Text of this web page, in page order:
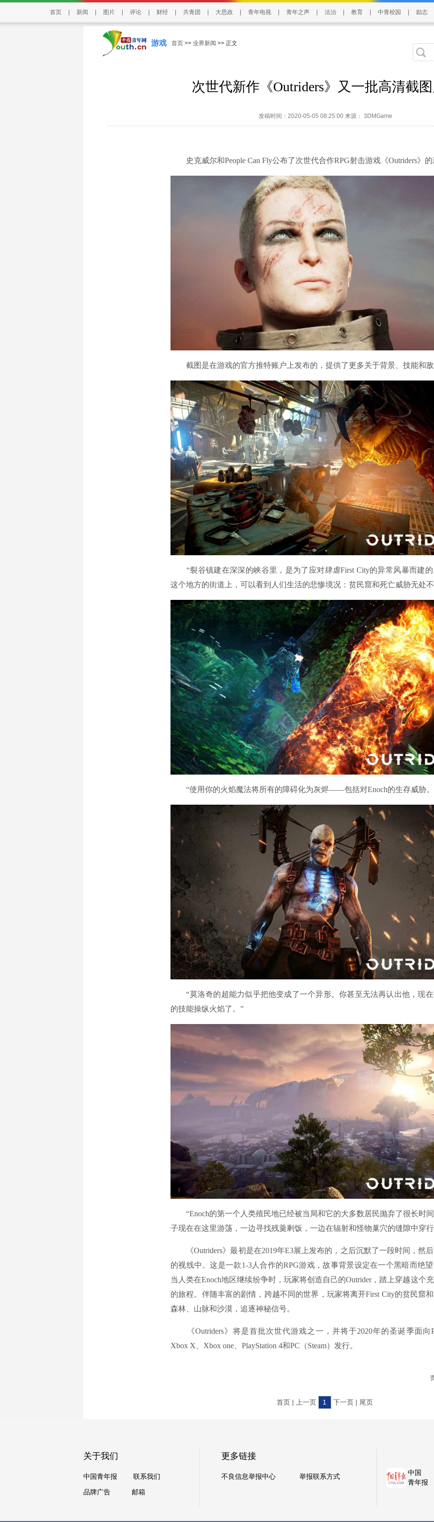
首页 新闻 图片 评论 财经 共青团 大思政 青年电视 青年之声 法治 教育 中青校园 励志
游戏 首页 >> 业界新闻 >> 正文
次世代新作《Outriders》又一批高清截
发稿时间：2020-05-05 08:25:00 来源： 3DMGame
史克威尔和People Can Fly公布了次世代合作RPG射击游戏《Outriders》
截图是在游戏的官方推特账户上发布的，提供了更多关于背景、技能和
“裂谷镇建在深深的峡谷里，是为了应对肆虐First City的异常风暴而建的
这个地方的街道上，可以看到人们生活的悲惨境况：贫民窟和死亡威胁无处
“使用你的火焰魔法将所有的障碍化为灰烬——包括对Enoch的生存威胁
“莫洛奇的超能力似乎把他变成了一个异形。你甚至无法再认出他，现
的技能操纵火焰了。”
“Enoch的第一个人类殖民地已经被当局和它的大多数居民抛弃了很长时
子现在在这里游荡，一边寻找残羹剩饭，一边在辐射和怪物巢穴的缝隙中穿
《Outriders》最初是在2019年E3展上发布的，之后沉默了一段时间，然
的视线中。这是一款1-3人合作的RPG游戏，故事背景设定在一个黑暗而绝
当人类在Enoch地区继续纷争时，玩家将创造自己的Outrider，踏上穿越这个
的旅程。伴随丰富的剧情，跨越不同的世界，玩家将离开First City的贫民窟
森林、山脉和沙漠，追逐神秘信号。
《Outriders》将是首批次世代游戏之一，并将于2020年的圣诞季面向
Xbox X、Xbox one、PlayStation 4和PC（Steam）发行。
首页 | 上一页 1 下一页 | 尾页
关于我们
中国青年报
联系我们
品牌广告
邮箱
更多链接
不良信息举报中心 举报联系方式
中国
青年报